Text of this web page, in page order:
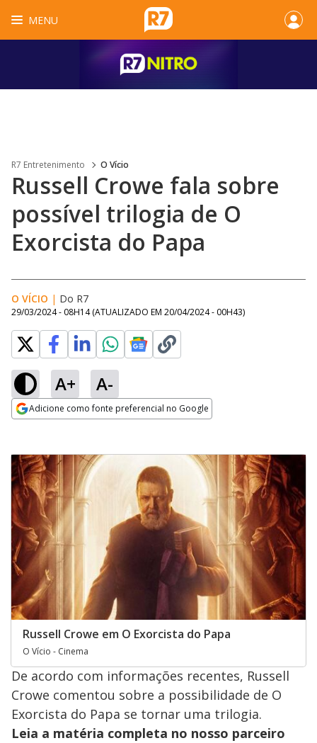
MENU
R7 Entretenimento O Vício
Russell Crowe fala sobre
possível trilogia de O
Exorcista do Papa
O VÍCIO | Do R7
29/03/2024 - 08H14 (ATUALIZADO EM 20/04/2024 - 00H43)
A+ A-
Adicione como fonte preferencial no Google
Russell Crowe em O Exorcista do Papa
O Vício - Cinema
De acordo com informações recentes, Russell
Crowe comentou sobre a possibilidade de O
Exorcista do Papa se tornar uma trilogia.
Leia a matéria completa no nosso parceiro